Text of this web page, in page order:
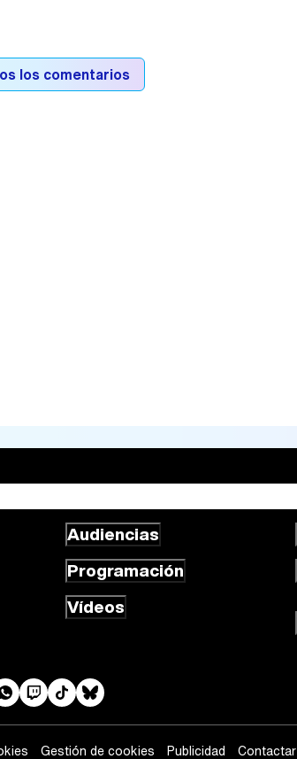
los comentarios
Audiencias
Programación
Vídeos
Gestión de cookies Publicidad Contactar